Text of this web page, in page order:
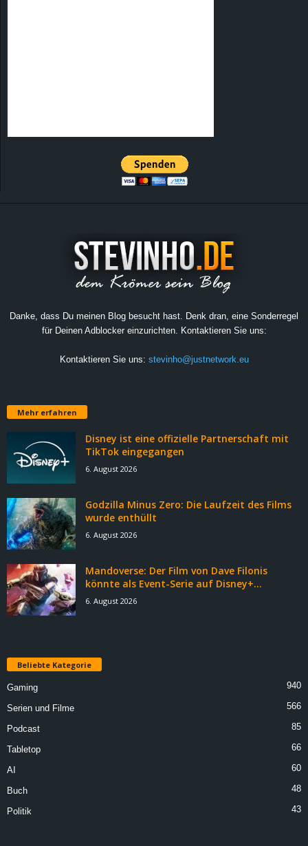
Danke, dass Du meinen Blog besucht hast. Denk dran, eine Sonderregel
für Deinen Adblocker einzurichten. Kontaktieren Sie uns:
Kontaktieren Sie uns: stevinho@justnetwork.eu
Mehr erfahren
Disney ist eine offizielle Partnerschaft mit
TikTok eingegangen
6. August 2026
Godzilla Minus Zero: Die Laufzeit des Films
wurde enthüllt
6. August 2026
Mandoverse: Der Film von Dave Filonis
könnte als Event-Serie auf Disney+...
6. August 2026
Beliebte Kategorie
Gaming 940
Serien und Filme 566
Podcast 85
Tabletop 66
AI 60
Buch 48
Politik 43